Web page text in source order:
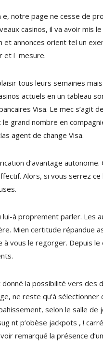
notre page ne cesse de
casinos, il va avoir mis
et annonces orient tel un
et í mesure.
tous leurs semaines
actuels en un tableau
Visa. Le mec s’agit
grand nombre en
agent de change Visa.
d’avantage autonome.
Alors, si vous serrez
à proprement parler. Les
Mien certitude répandue
vous le regorger. Depuis le
la possibilité vers des
ne reste qu’à sélectionner
selon le salle
nt p’obèse jackpots , !
remarqué la présence